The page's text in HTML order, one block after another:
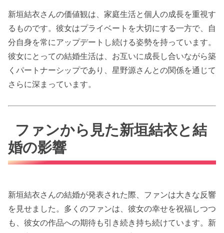
新垣結衣さんの価値観は、家庭生活と個人の成長を重視す
るものです。彼女はプライベートを大切にする一方で、自
分自身を常にアップデートし続ける姿勢を持っています。
彼女にとっての結婚生活は、お互いに成長し合いながら築
くパートナーシップであり、星野源さんとの関係を通じて
さらに深まっています。
ファンから見た新垣結衣と結
婚の影響
新垣結衣さんの結婚が発表された際、ファンは大きな反響
を見せました。多くのファンは、彼女の幸せを祝福しつつ
も、彼女の作品への期待も引き続き持ち続けています。新